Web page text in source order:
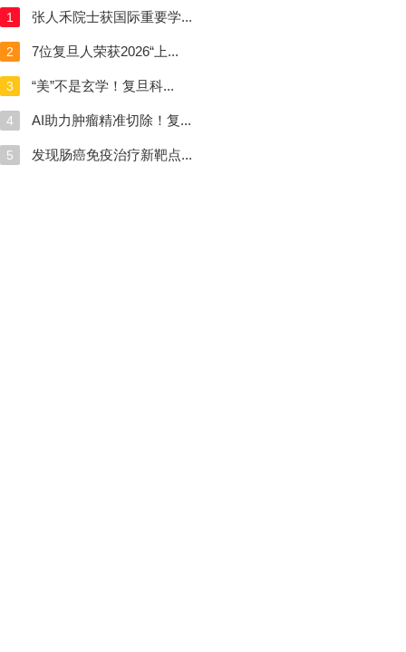
1 张人禾院士获国际重要学...
2 7位复旦人荣获2026“上...
3 “美”不是玄学！复旦科...
4 AI助力肿瘤精准切除！复...
5 发现肠癌免疫治疗新靶点...